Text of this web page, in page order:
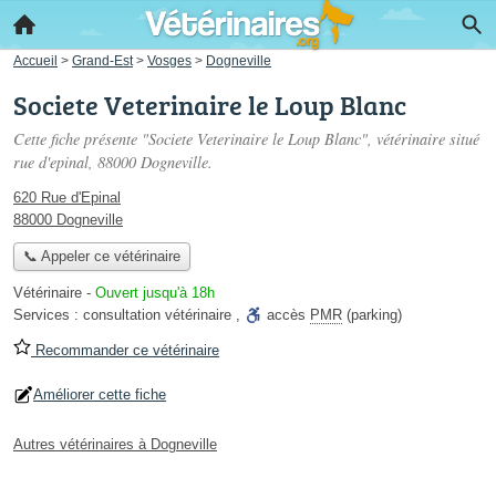
Accueil > Grand-Est > Vosges > Dogneville
Societe Veterinaire le Loup Blanc
Cette fiche présente "Societe Veterinaire le Loup Blanc", vétérinaire situé
rue d'epinal, 88000 Dogneville.
620 Rue d'Epinal
88000 Dogneville
📞 Appeler ce vétérinaire
Vétérinaire - Ouvert jusqu'à 18h
Services : consultation vétérinaire , accès PMR (parking)
Recommander ce vétérinaire
Améliorer cette fiche
Autres vétérinaires à Dogneville